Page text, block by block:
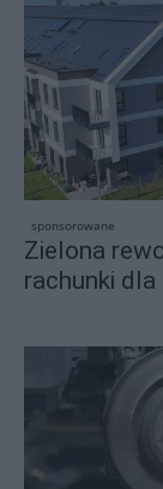
sponsorowane
Zielona
rachunki